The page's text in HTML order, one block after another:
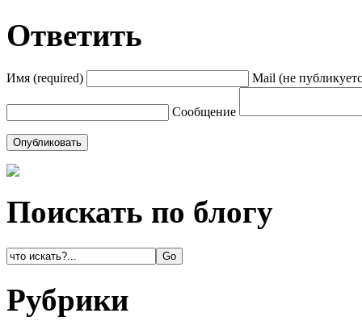
Ответить
Имя (required) Mail (не
Сообщение
Поискать по блогу
Рубрики